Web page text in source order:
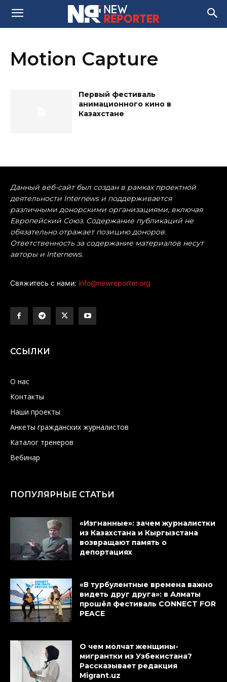
Motion Capture
Первый фестиваль
анимационного кино в
Казахстане
Данный веб-сайт был создан в рамках проектной
деятельности Internews и поддерживается
различными донорскими организациями, включая
Европейский Союз. Содержание публикаций не
обязательно отражает позицию доноров.
Ответственность за содержание материалов несут
авторы и Internews.
Свяжитесь с нами: info@newreporter.org
ССЫЛКИ
О нас
Контакты
Наши проекты
Анкеты гражданских журналистов
Каталог тренеров
Вебинар
ПОПУЛЯРНЫЕ СТАТЬИ
«Изгнанные»: зачем журналистки
из Казахстана и Кыргызстана
возвращают память о
депортациях
«В турбулентные времена важно
видеть друг друга»: в Алматы
прошёл фестиваль CONNECT FOR
PEACE
О чем молчат женщины-
мигрантки из Узбекистана?
Рассказывает редакция
Migrant.uz